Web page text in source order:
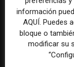
en Watif TV
Madrid Watif
información
AQUÍ. Puedes
bloque o
modificar su